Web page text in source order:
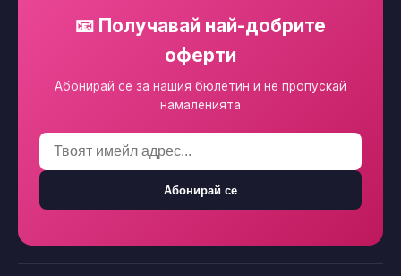
📧 Получавай най-добрите
оферти
Абонирай се за нашия бюлетин и не пропускай
намаленията
Абонирай се